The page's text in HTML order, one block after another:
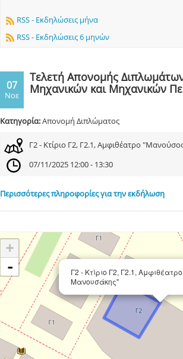
RSS - Εκδηλώσεις μήνα
RSS - Εκδηλώσεις 6 μηνών
07
Νοε
Τελετή Απονομής
Μηχανικών και Μηχανικών
Κατηγορία:Απονομή Διπλώματος
Γ2 - Κτίριο Γ2, Γ2.1, Αμφιθέατρο
07/11/2025 12:00 - 13:30
Περισσότερες πληροφορίες για την εκδήλωση
Γ2 - Κτίριο Γ2, Γ2.1,
Μανουσάκης"
+
-